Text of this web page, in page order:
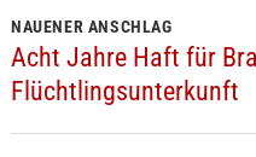
NAUENER ANSCHLAG
Acht Jahre Haft für
Flüchtlingsunterkunft